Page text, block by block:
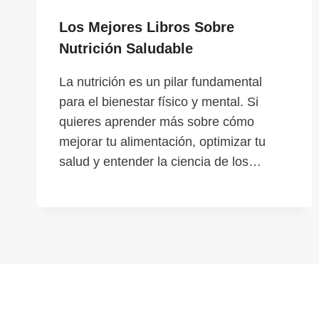
Los Mejores Libros Sobre
Nutrición Saludable
La nutrición es un pilar fundamental
para el bienestar físico y mental. Si
quieres aprender más sobre cómo
mejorar tu alimentación, optimizar tu
salud y entender la ciencia de los…